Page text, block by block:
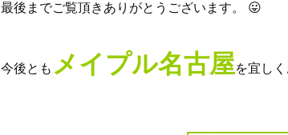
最後までご覧頂きありがとうございます。 😛
今後とも メイプル名古屋を宜し